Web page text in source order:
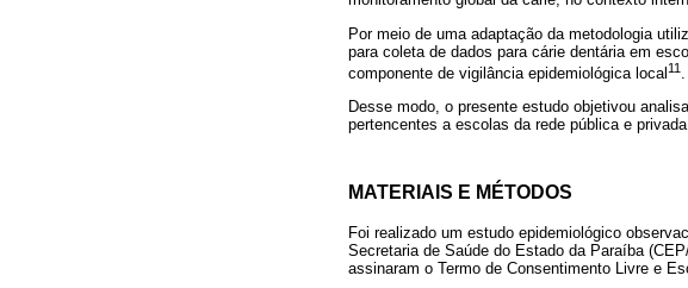
Por meio de uma adaptação da metodologia
para coleta de dados para cárie dentária em
componente de vigilância epidemiológica local 11
Desse modo, o presente estudo objetivou
pertencentes a escolas da rede pública e
MATERIAIS E MÉTODOS
Foi realizado um estudo epidemiológico
Secretaria de Saúde do Estado da Paraíba
assinaram o Termo de Consentimento Livre e